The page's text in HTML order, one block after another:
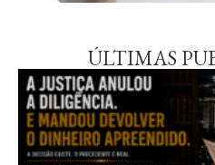
ÚLTIMAS